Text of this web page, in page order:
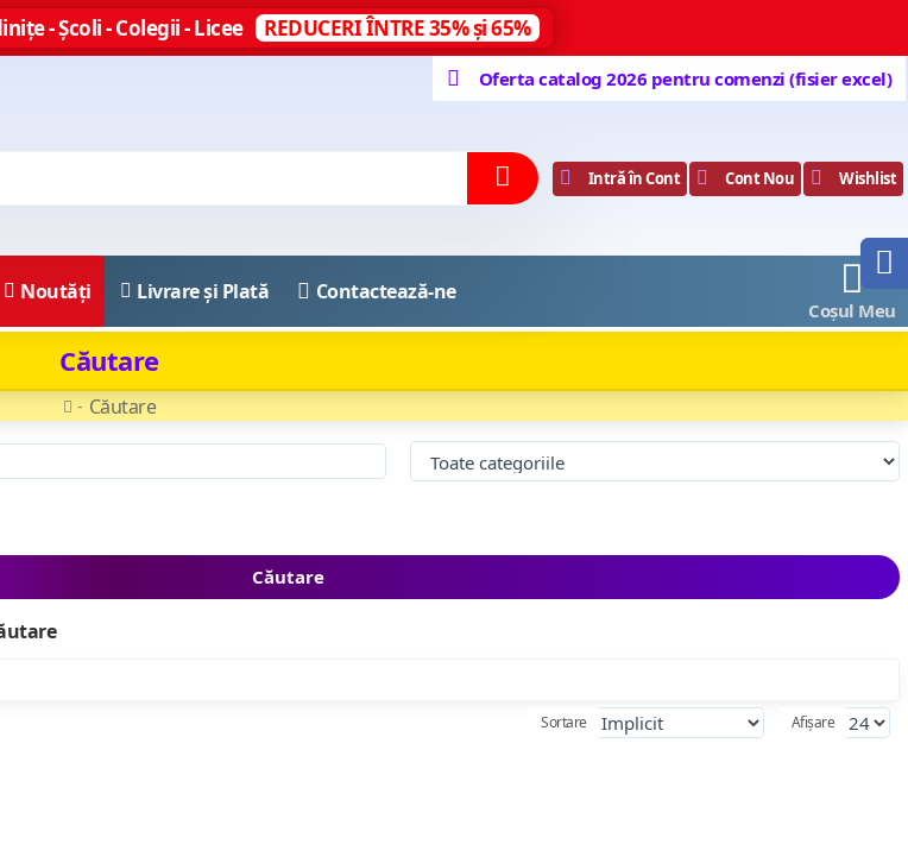
- Școli - Colegii - Licee REDUCERI ÎNTRE 35% și 65%
Oferta catalog 2026 pentru comenzi (fisier excel)
Intră în Cont Cont Nou Wishlist
Noutăți Livrare și Plată Contactează-ne
Coșul Meu
Căutare
Căutare
Căutare
Sortare Afișare